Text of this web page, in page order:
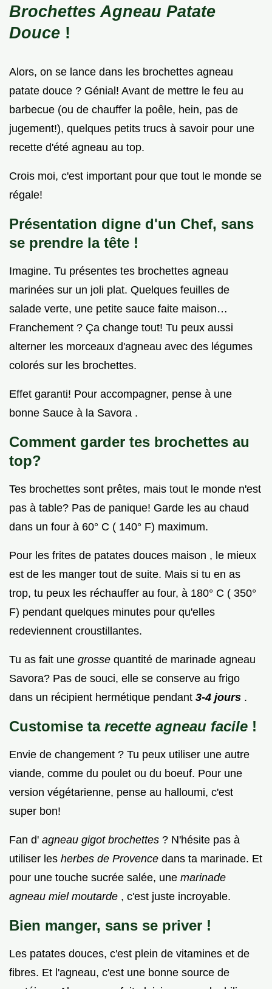
Brochettes Agneau Patate
Douce !
Alors, on se lance dans les brochettes agneau
patate douce ? Génial! Avant de mettre le feu au
barbecue (ou de chauffer la poêle, hein, pas de
jugement!), quelques petits trucs à savoir pour une
recette d'été agneau au top.
Crois moi, c'est important pour que tout le monde se
régale!
Présentation digne d'un Chef, sans
se prendre la tête !
Imagine. Tu présentes tes brochettes agneau
marinées sur un joli plat. Quelques feuilles de
salade verte, une petite sauce faite maison…
Franchement ? Ça change tout! Tu peux aussi
alterner les morceaux d'agneau avec des légumes
colorés sur les brochettes.
Effet garanti! Pour accompagner, pense à une
bonne Sauce à la Savora .
Comment garder tes brochettes au
top?
Tes brochettes sont prêtes, mais tout le monde n'est
pas à table? Pas de panique! Garde les au chaud
dans un four à 60° C ( 140° F) maximum.
Pour les frites de patates douces maison , le mieux
est de les manger tout de suite. Mais si tu en as
trop, tu peux les réchauffer au four, à 180° C ( 350°
F) pendant quelques minutes pour qu'elles
redeviennent croustillantes.
Tu as fait une grosse quantité de marinade agneau
Savora? Pas de souci, elle se conserve au frigo
dans un récipient hermétique pendant 3-4 jours .
Customise ta recette agneau facile !
Envie de changement ? Tu peux utiliser une autre
viande, comme du poulet ou du boeuf. Pour une
version végétarienne, pense au halloumi, c'est
super bon!
Fan d' agneau gigot brochettes ? N'hésite pas à
utiliser les herbes de Provence dans ta marinade. Et
pour une touche sucrée salée, une marinade
agneau miel moutarde , c'est juste incroyable.
Bien manger, sans se priver !
Les patates douces, c'est plein de vitamines et de
fibres. Et l'agneau, c'est une bonne source de